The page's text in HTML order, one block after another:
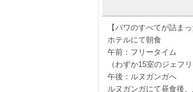
【バワのすべてが詰ま
ホテルにて朝食
午前：フリータイム
（わずか15室のジェフ
午後：ルヌガンガへ
ルヌガンガにて昼食後